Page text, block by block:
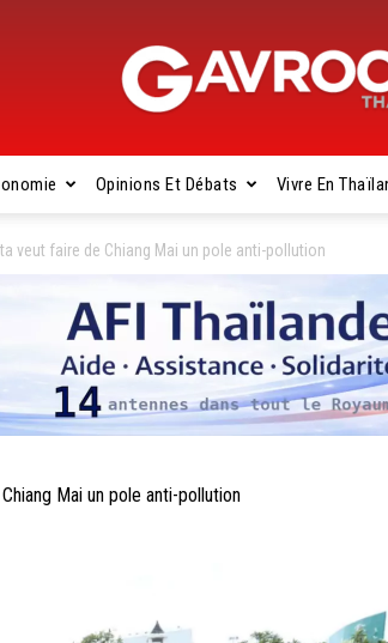
Gavroche
Thaïlande
Opinions Et Débats Vivre En
veut faire de Chiang Mai un pole anti-pollution
Mai un pole anti-pollution